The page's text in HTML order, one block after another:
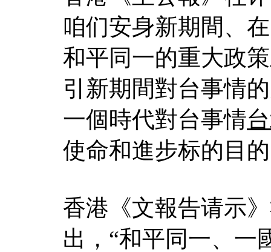
咱们安身新期間、
和平同一的重大政
引新期間對台事情
一個時代對台事情
使命和進步标的目
香港《文報告请示
出，“和平同一、一